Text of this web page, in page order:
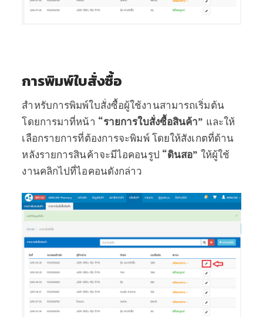
การพิมพ์ใบสั่งซื้อ
สำหรับการพิมพ์ใบสั่งซื้อผู้ใช้งานสามารถเริ่มต้น
โดยการมาที่หน้า “รายการใบสั่งซื้อสินค้า” และให้
เลือกรายการที่ต้องการจะพิมพ์ โดยให้สังเกตที่ด้าน
หลังรายการสินค้าจะมีไอคอนรูป “ดินสอ” ให้ผู้ใช้
งานคลิกไปที่ไอคอนดังกล่าว